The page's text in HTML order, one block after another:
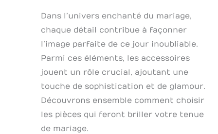
Dans l’univers enchanté du mariage,
chaque détail contribue à façonner
l’image parfaite de ce jour inoubliable.
Parmi ces éléments, les accessoires
jouent un rôle crucial, ajoutant une
touche de sophistication et de glamour.
Découvrons ensemble comment choisir
les pièces qui feront briller votre tenue
de mariage.